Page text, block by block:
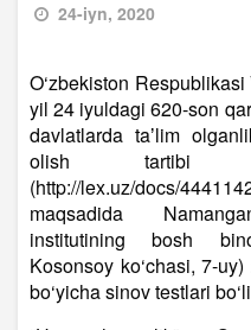
24-iyn, 2020
O‘zbekiston
yil 24 iyuldagi 620-son
davlatlarda taʼlim
olish tartibi
(http://lex.uz/docs/
maqsadida
institutining bosh
Kosonsoy ko‘chasi, 7-
bo‘yicha sinov testlari